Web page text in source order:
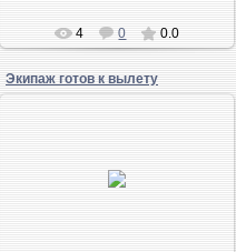
4 0 0.0
Экипаж готов к вылету
вылету! 1943 г.